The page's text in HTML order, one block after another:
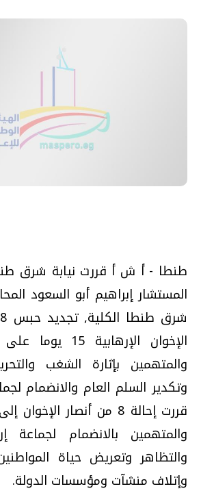
طنطا - أ ش أ قررت نيابة شرق
المستشار إبراهيم أبو السعود
الإخوان
والمتهمين بإثارة الشغب
وتكدير السلم العام والانضمام
قررت إحالة 8 من أنصار
والمتهمين بالانضمام لجماعة
والتظاهر وتعريض حياة
وإتلاف منشآت ومؤسسات الدولة.